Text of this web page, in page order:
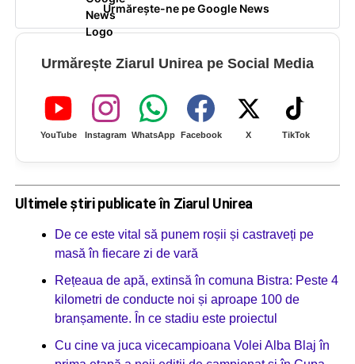
Urmărește-ne pe Google News
Urmărește Ziarul Unirea pe Social Media
YouTube Instagram WhatsApp Facebook X TikTok
Ultimele știri publicate în Ziarul Unirea
De ce este vital să punem roșii și castraveți pe
masă în fiecare zi de vară
Rețeaua de apă, extinsă în comuna Bistra: Peste 4
kilometri de conducte noi și aproape 100 de
branșamente. În ce stadiu este proiectul
Cu cine va juca vicecampioana Volei Alba Blaj în